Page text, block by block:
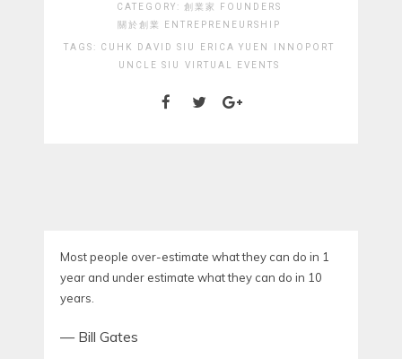
CATEGORY: 創業家 FOUNDERS
關於創業 ENTREPRENEURSHIP
TAGS: CUHK DAVID SIU ERICA YUEN
INNOPORT
UNCLE SIU
VIRTUAL EVENTS
Most people over-estimate what they can do in 1
year and under estimate what they can do in 10
years.
— Bill Gates